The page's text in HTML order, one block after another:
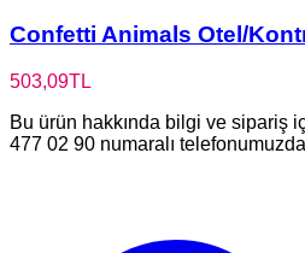
Confetti Animals Otel/
503,09TL
Bu ürün hakkında bilgi ve sipariş
477 02 90 numaralı